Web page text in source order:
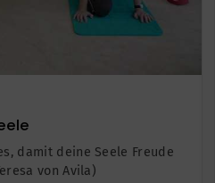
damit deine Seele Freude
von Avila)